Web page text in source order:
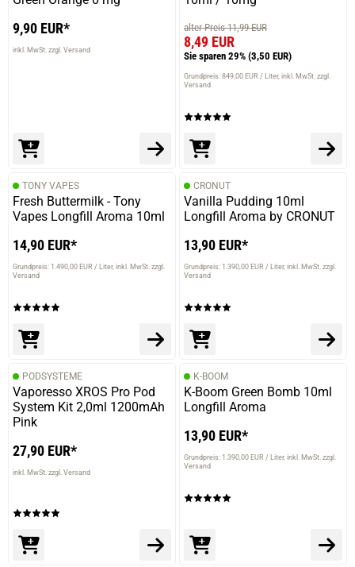
9,90 EUR*
inkl. MwSt. zzgl. Versand
alter Preis 11,99 EUR
8,49 EUR
Sie sparen 29% (3,50 EUR)
Grundpreis: 849,00 EUR / Liter inkl. MwSt. zzgl.
Versand
TONY VAPES
Fresh Buttermilk - Tony
Vapes Longfill Aroma 10ml
14,90 EUR*
Grundpreis: 1.490,00 EUR / Liter inkl. MwSt. zzgl.
Versand
CRONUT
Vanilla Pudding 10ml
Longfill Aroma by CRONUT
13,90 EUR*
Grundpreis: 1.390,00 EUR / Liter inkl. MwSt. zzgl.
Versand
PODSYSTEME
Vaporesso XROS Pro Pod
System Kit 2,0ml 1200mAh
Pink
27,90 EUR*
inkl. MwSt. zzgl. Versand
K-BOOM
K-Boom Green Bomb 10ml
Longfill Aroma
13,90 EUR*
Grundpreis: 1.390,00 EUR / Liter inkl. MwSt. zzgl.
Versand